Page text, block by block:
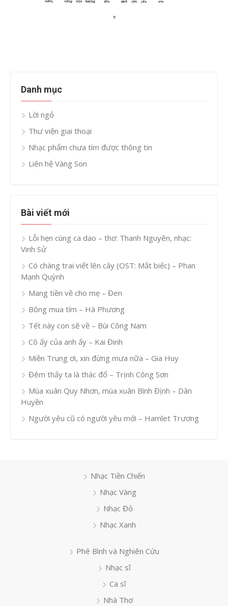
Danh mục
Lời ngỏ
Thư viện giai thoại
Nhạc phẩm chưa tìm được thông tin
Liên hệ Vàng Son
Bài viết mới
Lỗi hẹn cùng ca dao – thơ: Thanh Nguyên, nhạc:
Vinh Sử
Có chàng trai viết lên cây (OST: Mắt biếc) – Phan
Mạnh Quỳnh
Mang tiền về cho mẹ – Đen
Bông mua tím – Hà Phương
Tết này con sẽ về – Bùi Công Nam
Cô ấy của anh ấy – Kai Đinh
Miền Trung ơi, xin đừng mưa nữa – Gia Huy
Đêm thấy ta là thác đổ – Trịnh Công Sơn
Mùa xuân Quy Nhơn, mùa xuân Bình Định – Dân
Huyền
Người yêu cũ có người yêu mới – Hamlet Trương
Nhạc Tiền Chiến
Nhạc Vàng
Nhạc Đỏ
Nhạc Xanh
Phê Bình và Nghiên Cứu
Nhạc sĩ
Ca sĩ
Nhà Thơ